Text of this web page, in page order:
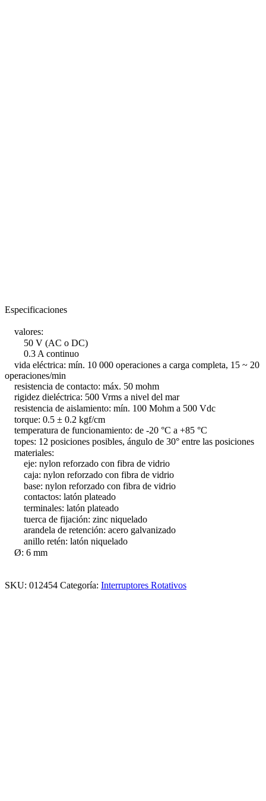
Especificaciones
valores:
50 V (AC o DC)
0.3 A continuo
vida eléctrica: mín. 10 000 operaciones a carga completa, 15 ~ 20
operaciones/min
resistencia de contacto: máx. 50 mohm
rigidez dieléctrica: 500 Vrms a nivel del mar
resistencia de aislamiento: mín. 100 Mohm a 500 Vdc
torque: 0.5 ± 0.2 kgf/cm
temperatura de funcionamiento: de -20 °C a +85 °C
topes: 12 posiciones posibles, ángulo de 30° entre las posiciones
materiales:
eje: nylon reforzado con fibra de vidrio
caja: nylon reforzado con fibra de vidrio
base: nylon reforzado con fibra de vidrio
contactos: latón plateado
terminales: latón plateado
tuerca de fijación: zinc niquelado
arandela de retención: acero galvanizado
anillo retén: latón niquelado
Ø: 6 mm
SKU: 012454 Categoría: Interruptores Rotativos